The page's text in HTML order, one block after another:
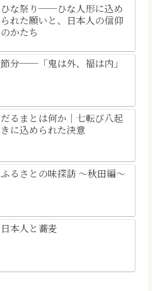
ひな祭り──ひな人形に込め
られた願いと、日本人の信仰
のかたち
節分──「鬼は外、福は内」
だるまとは何か｜七転び八起
きに込められた決意
ふるさとの味探訪 ～秋田編～
日本人と蕎麦